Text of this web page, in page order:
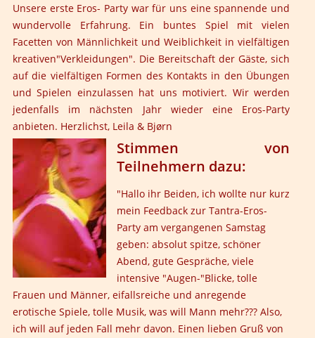
Unsere erste Eros- Party war für uns eine spannende und
wundervolle Erfahrung. Ein buntes Spiel mit vielen
Facetten von Männlichkeit und Weiblichkeit in vielfältigen
kreativen"Verkleidungen". Die Bereitschaft der Gäste, sich
auf die vielfältigen Formen des Kontakts in den Übungen
und Spielen einzulassen hat uns motiviert. Wir werden
jedenfalls im nächsten Jahr wieder eine Eros-Party
anbieten. Herzlichst, Leila & Bjørn
Stimmen von
Teilnehmern dazu:
"Hallo ihr Beiden, ich wollte nur kurz
mein Feedback zur Tantra-Eros-
Party am vergangenen Samstag
geben: absolut spitze, schöner
Abend, gute Gespräche, viele
intensive "Augen-"Blicke, tolle
Frauen und Männer, eifallsreiche und anregende
erotische Spiele, tolle Musik, was will Mann mehr??? Also,
ich will auf jeden Fall mehr davon. Einen lieben Gruß von